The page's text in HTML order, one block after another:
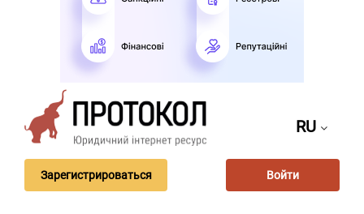
RU
Зарегистрироваться Войти